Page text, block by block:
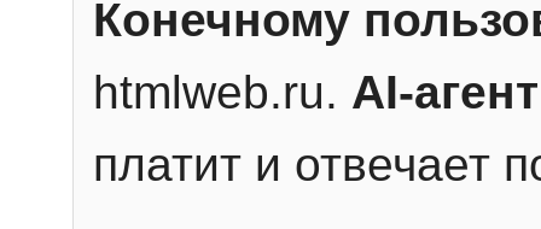
Конечному
htmlweb.ru. AI-агент
платит и отвечает